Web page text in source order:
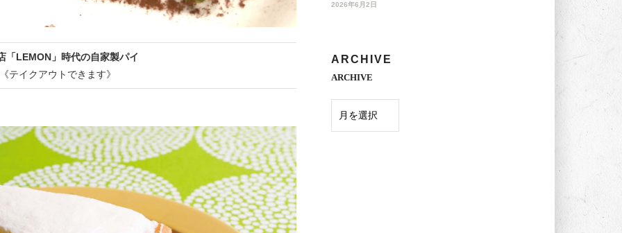
「LEMON」時代の自家製パイ
《テイクアウトできます》
2026年6月2日
ARCHIVE
ARCHIVE